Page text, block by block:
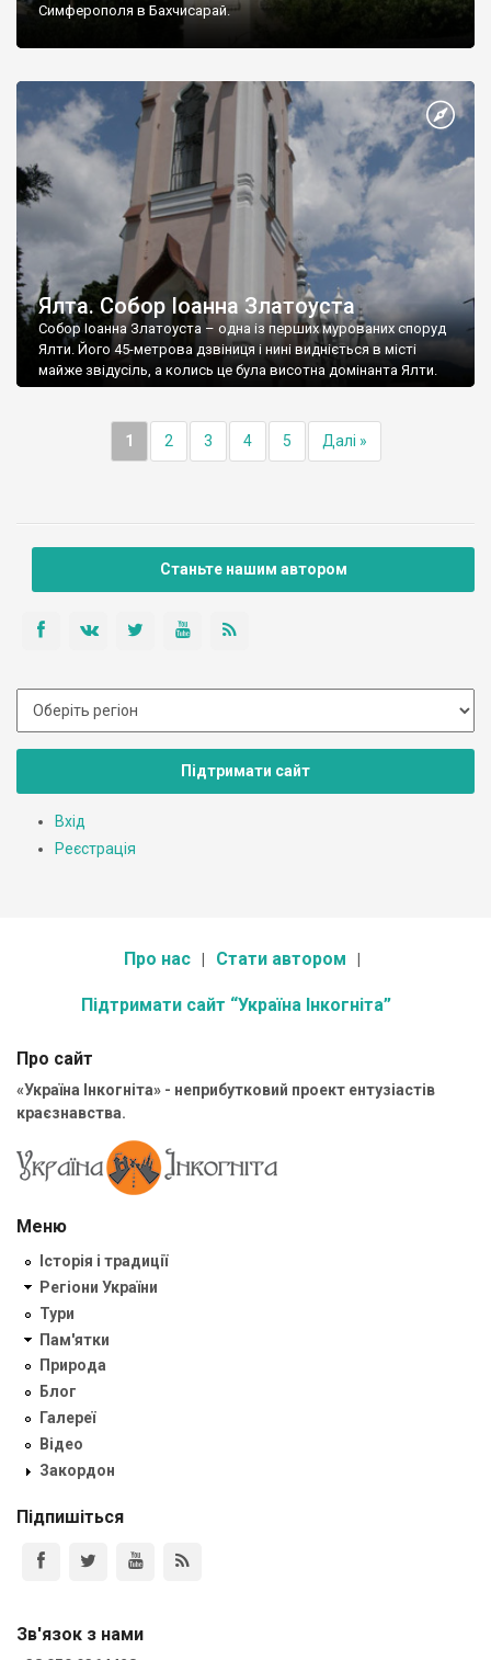
Симферополя в Бахчисарай.
Ялта. Собор Іоанна Златоуста
Собор Іоанна Златоуста – одна із перших мурованих споруд
Ялти. Його 45-метрова дзвіниця і нині видніється в місті
майже звідусіль, а колись це була висотна домінанта Ялти.
1 2 3 4 5 Далі »
Станьте нашим автором
Підтримати сайт
Вхід
Реєстрація
Про нас Стати автором
Підтримати сайт “Україна Інкогніта”
Про сайт
«Україна Інкогніта» - неприбутковий проект ентузіастів
краєзнавства.
Меню
Історія і традиції
Регіони України
Тури
Пам'ятки
Природа
Блог
Галереї
Відео
Закордон
Підпишіться
Зв'язок з нами